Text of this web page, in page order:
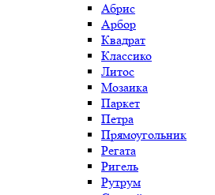
Абрис
Арбор
Квадрат
Классико
Литос
Мозаика
Паркет
Петра
Прямоугольник
Регата
Ригель
Рутрум